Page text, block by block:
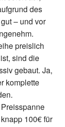
des
– und vor
preislich
sind die
gebaut. Ja,
komplette
100€ für